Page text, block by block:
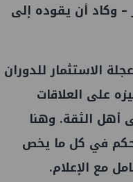
وكاد أن يقوده إلى
الاستثمار للدوران
على العلاقات
أهل الثقة. وهنا
في كل ما يخص
مع الإعلام.